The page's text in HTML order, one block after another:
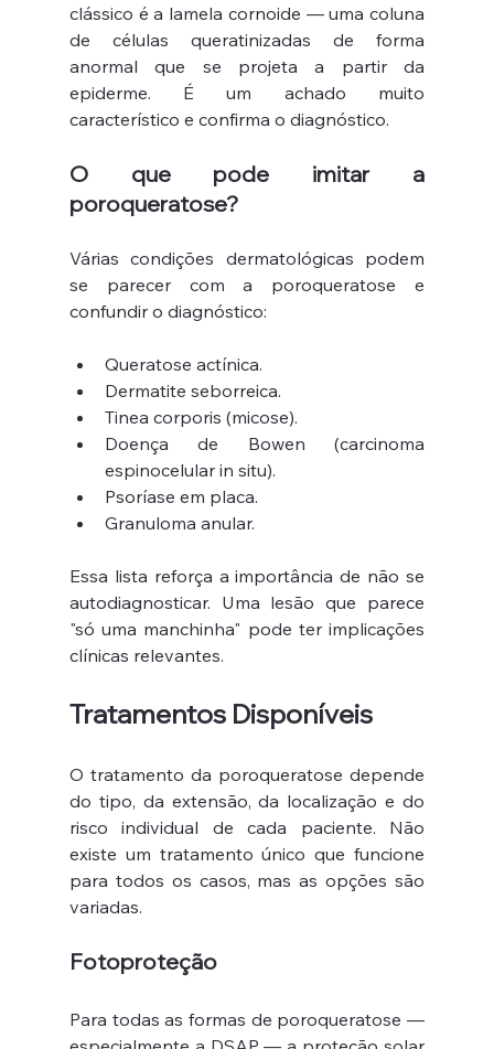
clássico é a lamela cornoide — uma coluna
de células queratinizadas de forma
anormal que se projeta a partir da
epiderme. É um achado muito
característico e confirma o diagnóstico.
O que pode imitar a
poroqueratose?
Várias condições dermatológicas podem
se parecer com a poroqueratose e
confundir o diagnóstico:
Queratose actínica.
Dermatite seborreica.
Tinea corporis (micose).
Doença de Bowen (carcinoma
espinocelular in situ).
Psoríase em placa.
Granuloma anular.
Essa lista reforça a importância de não se
autodiagnosticar. Uma lesão que parece
"só uma manchinha" pode ter implicações
clínicas relevantes.
Tratamentos Disponíveis
O tratamento da poroqueratose depende
do tipo, da extensão, da localização e do
risco individual de cada paciente. Não
existe um tratamento único que funcione
para todos os casos, mas as opções são
variadas.
Fotoproteção
Para todas as formas de poroqueratose —